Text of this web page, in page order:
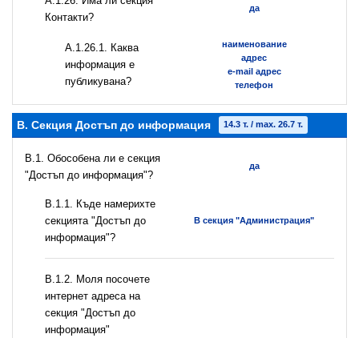
Контакти?
да
А.1.26.1. Каква
информация е
публикувана?
наименование
адрес
e-mail адрес
телефон
B. Секция Достъп до информация 14.3 т. / max. 26.7 т.
В.1. Обособена ли е секция
"Достъп до информация"?
да
В.1.1. Къде намерихте
секцията "Достъп до
информация"?
В секция "Администрация"
B.1.2. Моля посочете
интернет адреса на
секция "Достъп до
информация"